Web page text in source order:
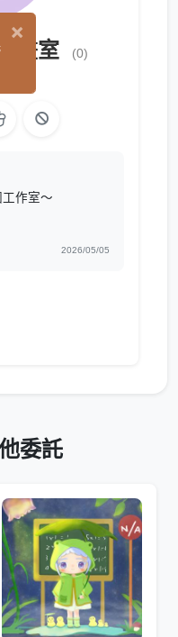
畫室 (0)
作室～
2026/05/05
委託
×